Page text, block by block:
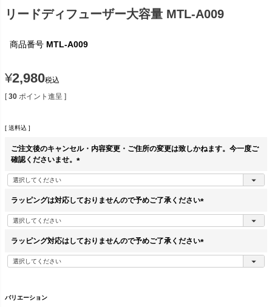
リードディフューザー大容量 MTL-A009
商品番号 MTL-A009
¥2,980税込
[ 30 ポイント進呈 ]
送料込
ご注文後のキャンセル・内容変更・ご住所の変更は致しかねます。今一度ご
確認くださいませ。
(
必
ラッピングは対応しておりませんので予めご了承ください
(
必
ラッピング対応はしておりませんので予めご了承ください
(
必
バリエーション